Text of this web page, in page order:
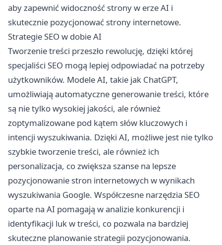
aby zapewnić widoczność strony w erze AI i
skutecznie pozycjonować strony internetowe.
Strategie SEO w dobie AI
Tworzenie treści przeszło rewolucję, dzięki której
specjaliści SEO mogą lepiej odpowiadać na potrzeby
użytkowników. Modele AI, takie jak ChatGPT,
umożliwiają automatyczne generowanie treści, które
są nie tylko wysokiej jakości, ale również
zoptymalizowane pod kątem słów kluczowych i
intencji wyszukiwania. Dzięki AI, możliwe jest nie tylko
szybkie tworzenie treści, ale również ich
personalizacja, co zwiększa szanse na lepsze
pozycjonowanie stron internetowych w wynikach
wyszukiwania Google. Współczesne narzędzia SEO
oparte na AI pomagają w analizie konkurencji i
identyfikacji luk w treści, co pozwala na bardziej
skuteczne planowanie strategii pozycjonowania.